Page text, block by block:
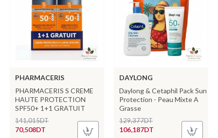
PHARMACERIS
PHARMACERIS S CREME
HAUTE PROTECTION
SPF50+ 1+1 GRATUIT
70,508DT
141,015DT
DAYLONG
Daylong & Cetaphil Pack Sun
Protection - Peau Mixte A
Grasse
106,187DT
129,377DT